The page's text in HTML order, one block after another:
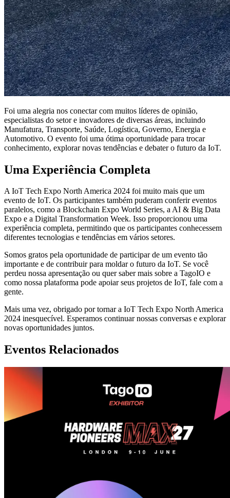
Foi uma alegria nos conectar com muitos líderes de opinião,
especialistas do setor e inovadores de diversas áreas, incluindo
Manufatura, Transporte, Saúde, Logística, Governo, Energia e
Automotivo. O evento foi uma ótima oportunidade para trocar
conhecimento, explorar novas tendências e debater o futuro da IoT.
Uma Experiência Completa
A IoT Tech Expo North America 2024 foi muito mais que um
evento de IoT. Os participantes também puderam conferir eventos
paralelos, como a Blockchain Expo World Series, a AI & Big Data
Expo e a Digital Transformation Week. Isso proporcionou uma
experiência completa, permitindo que os participantes conhecessem
diferentes tecnologias e tendências em vários setores.
Somos gratos pela oportunidade de participar de um evento tão
importante e de contribuir para moldar o futuro da IoT. Se você
perdeu nossa apresentação ou quer saber mais sobre a TagoIO e
como nossa plataforma pode apoiar seus projetos de IoT, fale com a
gente.
Mais uma vez, obrigado por tornar a IoT Tech Expo North America
2024 inesquecível. Esperamos continuar nossas conversas e explorar
novas oportunidades juntos.
Eventos Relacionados